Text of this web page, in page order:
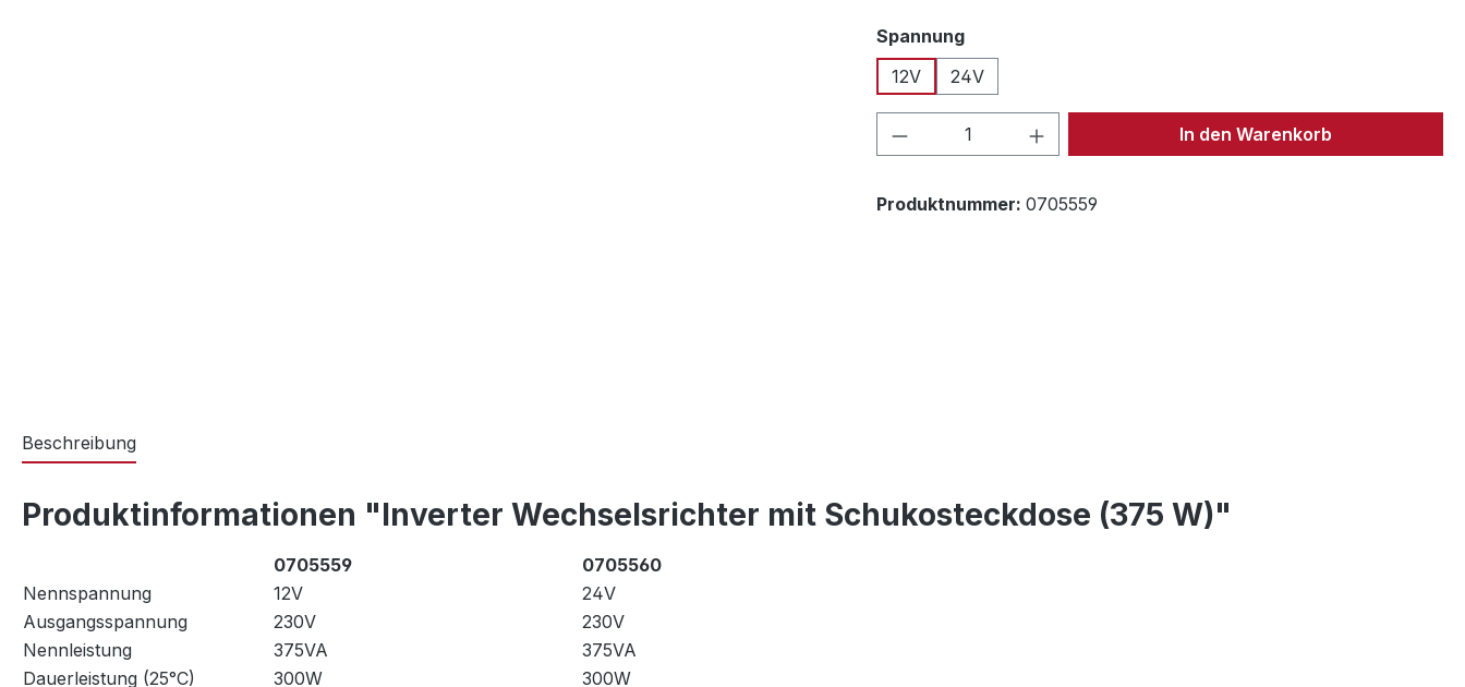
Spannungauswählen
12V
24V
Produkt Anzahl: Gib den gewünschten Wert
In den Warenkorb
Produktnummer: 0705559
Beschreibung
Produktinformationen "Inverter Wechselsrichter mit Schukosteckdose (375 W)"
0705559
0705560
Nennspannung
12V
24V
Ausgangsspannung
230V
230V
Nennleistung
375VA
375VA
Dauerleistung (25°C)
300W
300W